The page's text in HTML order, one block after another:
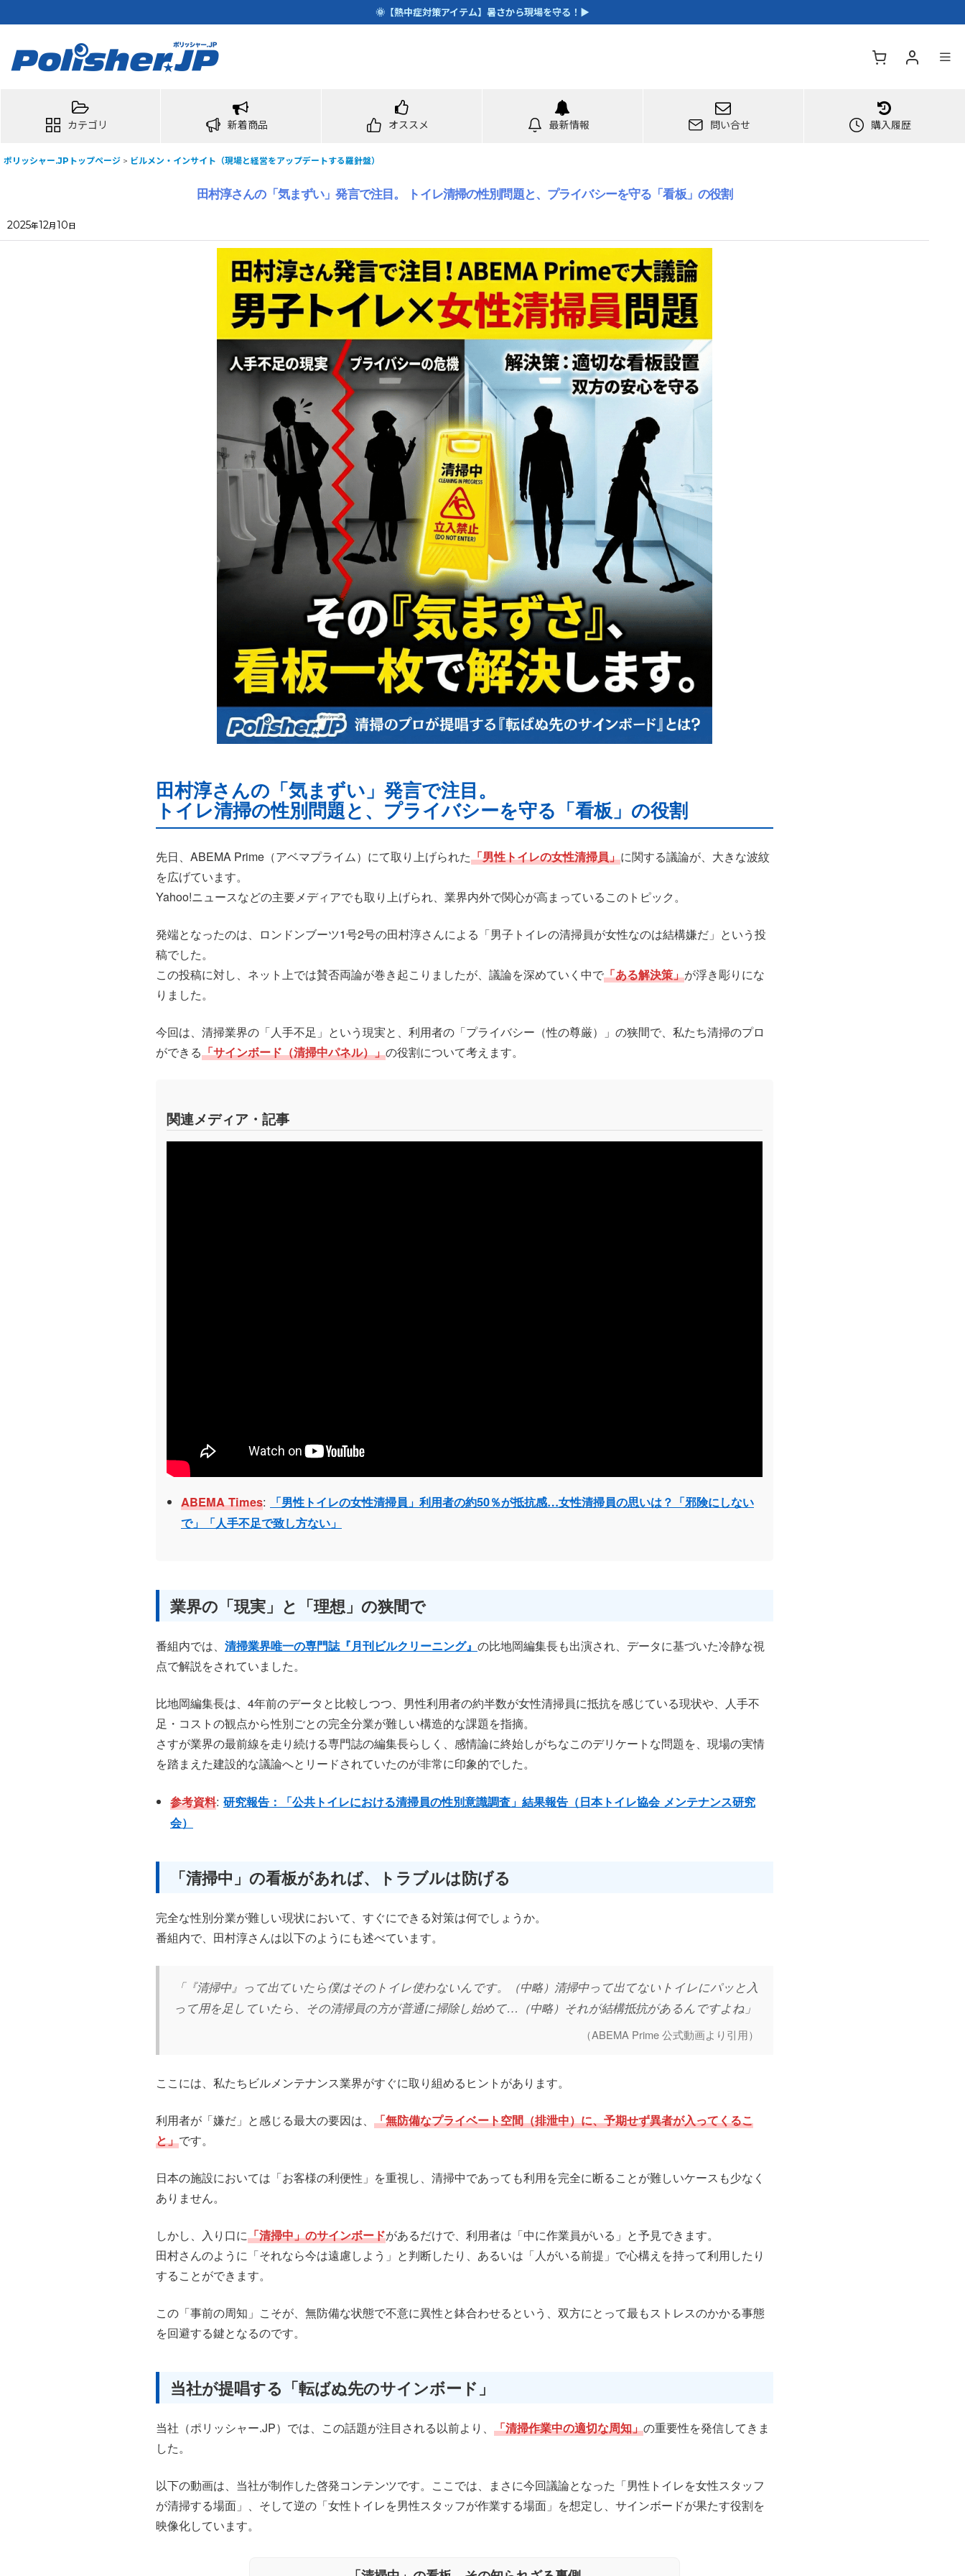
🌞【熱中症対策アイテム】暑さから現場を守る！▶
カテゴリ 新着商品 オススメ 最新情報 問い合せ 購入履歴
ポリッシャー.JPトップページ > ビルメン・インサイト（現場と経営をアップデートする羅針盤）
田村淳さんの「気まずい」発言で注目。 トイレ清掃の性別問題と、プライバシーを守る「看板」の役割
2025年12月10日
田村淳さんの「気まずい」発言で注目。
トイレ清掃の性別問題と、プライバシーを守る「看板」の役割
先日、ABEMA Prime（アベマプライム）にて取り上げられた「男性トイレの女性清掃員」に関する議論が、大きな波紋
を広げています。
Yahoo!ニュースなどの主要メディアでも取り上げられ、業界内外で関心が高まっているこのトピック。
発端となったのは、ロンドンブーツ1号2号の田村淳さんによる「男子トイレの清掃員が女性なのは結構嫌だ」という投
稿でした。
この投稿に対し、ネット上では賛否両論が巻き起こりましたが、議論を深めていく中で「ある解決策」が浮き彫りにな
りました。
今回は、清掃業界の「人手不足」という現実と、利用者の「プライバシー（性の尊厳）」の狭間で、私たち清掃のプロ
ができる「サインボード（清掃中パネル）」の役割について考えます。
関連メディア・記事
ABEMA Times:
「男性トイレの女性清掃員」利用者の約50％が抵抗感…女性清掃員の思いは？「邪険にしない
で」「人手不足で致し方ない」
業界の「現実」と「理想」の狭間で
番組内では、 清掃業界唯一の専門誌『月刊ビルクリーニング』 の比地岡編集長も出演され、データに基づいた冷静な視
点で解説をされていました。
比地岡編集長は、4年前のデータと比較しつつ、男性利用者の約半数が女性清掃員に抵抗を感じている現状や、人手不
足・コストの観点から性別ごとの完全分業が難しい構造的な課題を指摘。
さすが業界の最前線を走り続ける専門誌の編集長らしく、感情論に終始しがちなこのデリケートな問題を、現場の実情
を踏まえた建設的な議論へとリードされていたのが非常に印象的でした。
参考資料: 研究報告：「公共トイレにおける清掃員の性別意識調査」結果報告（日本トイレ協会 メンテナンス研究
会）
「清掃中」の看板があれば、トラブルは防げる
完全な性別分業が難しい現状において、すぐにできる対策は何でしょうか。
番組内で、田村淳さんは以下のようにも述べています。
「『清掃中』って出ていたら僕はそのトイレ使わないんです。（中略）清掃中って出てないトイレにパッと入
って用を足していたら、その清掃員の方が普通に掃除し始めて…（中略）それが結構抵抗があるんですよね」
（ABEMA Prime 公式動画より引用）
ここには、私たちビルメンテナンス業界がすぐに取り組めるヒントがあります。
利用者が「嫌だ」と感じる最大の要因は、 「無防備なプライベート空間（排泄中）に、予期せず異者が入ってくるこ
と」です。
日本の施設においては「お客様の利便性」を重視し、清掃中であっても利用を完全に断ることが難しいケースも少なく
ありません。
しかし、入り口に「清掃中」のサインボードがあるだけで、利用者は「中に作業員がいる」と予見できます。
田村さんのように「それなら今は遠慮しよう」と判断したり、あるいは「人がいる前提」で心構えを持って利用したり
することができます。
この「事前の周知」こそが、無防備な状態で不意に異性と鉢合わせるという、双方にとって最もストレスのかかる事態
を回避する鍵となるのです。
当社が提唱する「転ばぬ先のサインボード」
当社（ポリッシャー.JP）では、この話題が注目される以前より、 「清掃作業中の適切な周知」の重要性を発信してきま
した。
以下の動画は、当社が制作した啓発コンテンツです。ここでは、まさに今回議論となった「男性トイレを女性スタッフ
が清掃する場面」、そして逆の「女性トイレを男性スタッフが作業する場面」を想定し、サインボードが果たす役割を
映像化しています。